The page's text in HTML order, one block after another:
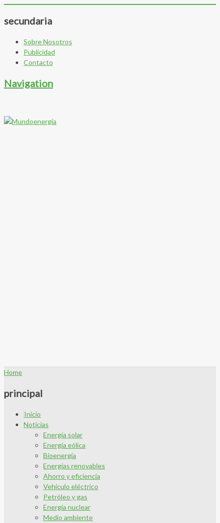
secundaria
Sobre Nosotros
Publicidad
Contacto
Navigation
Home
principal
Inicio
Noticias
Energía solar
Energía eólica
Bioenergía
Energías renovables
Ahorro y eficiencia
Vehículo eléctrico
Petróleo y gas
Energía nuclear
Medio ambiente